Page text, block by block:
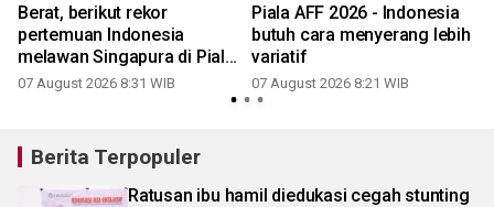
Berat, berikut rekor
pertemuan Indonesia
melawan Singapura di Piala
AFF
07 August 2026 8:31 WIB
Piala AFF 2026 - Indonesia
butuh cara menyerang lebih
variatif
07 August 2026 8:21 WIB
Berita Terpopuler
Ratusan ibu hamil diedukasi cegah stunting